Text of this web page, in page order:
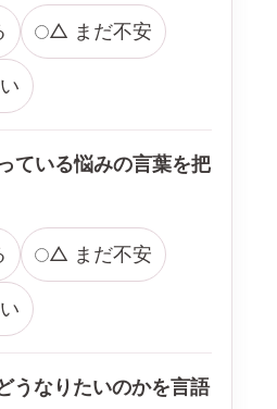
△ まだ不安
ている悩みの言葉を把
△ まだ不安
うなりたいのかを言語